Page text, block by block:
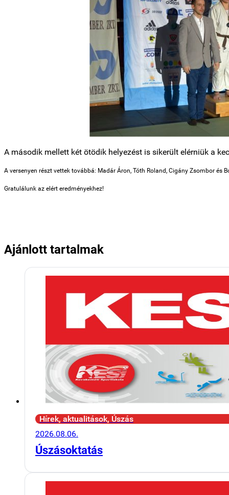
A második mellett két ötödik helyezést is sikerült elérniük a
A versenyen részt vettek továbbá: Madár Áron, Tóth Roland, Cigány Zsombor és
Gratulálunk az elért eredményekhez!
Ajánlott tartalmak
Hírek, aktualitások, Úszás
2026.08.06.
Úszásoktatás